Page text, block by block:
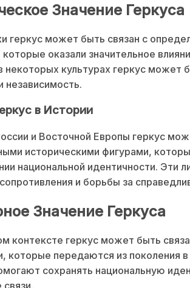
Значение Геркуса
геркус может быть связан с
оказали значительное
некоторых культурах геркус может
независимость.
в Истории
и Восточной Европы геркус
историческими фигурами,
национальной идентичности. Эти
и борьбы за
Значение Геркуса
контексте геркус может быть
которые передаются из поколения
сохранять национальную